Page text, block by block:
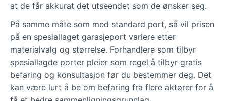
at de får akkurat det utseendet som de ønsker seg.
På samme måte som med standard port, så vil prisen
på en spesiallaget garasjeport variere etter
materialvalg og størrelse. Forhandlere som tilbyr
spesiallagde porter pleier som regel å tilbyr gratis
befaring og konsultasjon før du bestemmer deg. Det
kan være lurt å be om befaring fra flere aktører for å